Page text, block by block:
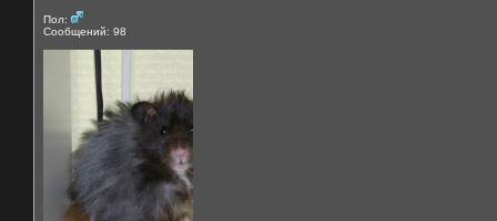
Пол:
Сообщений: 98